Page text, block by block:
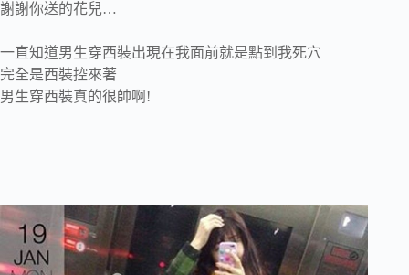
謝謝你送的花兒…
一直知道男生穿西裝出現在我面前就是點到我死穴
完全是西裝控來著
男生穿西裝真的很帥啊!